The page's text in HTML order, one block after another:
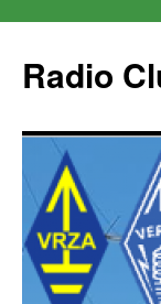
content
Radio